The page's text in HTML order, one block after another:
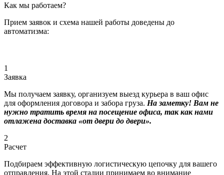
Как мы работаем?
Прием заявок и схема нашей работы доведены до
автоматизма:
1
Заявка
Мы получаем заявку, организуем выезд курьера в ваш офис
для оформления договора и забора груза. На заметку! Вам не
нужно тратить время на посещение офиса, так как нами
отлажена доставка «от двери до двери».
2
Расчет
Подбираем эффективную логистическую цепочку для вашего
отправления. На этой стадии принимаем во внимание